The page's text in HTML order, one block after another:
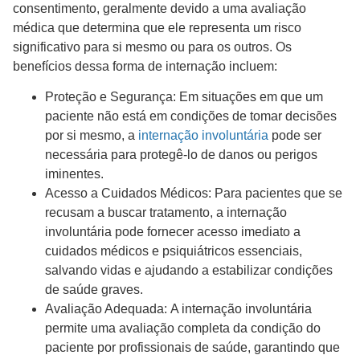
consentimento, geralmente devido a uma avaliação
médica que determina que ele representa um risco
significativo para si mesmo ou para os outros. Os
benefícios dessa forma de internação incluem:
Proteção e Segurança: Em situações em que um
paciente não está em condições de tomar decisões
por si mesmo, a internação involuntária pode ser
necessária para protegê-lo de danos ou perigos
iminentes.
Acesso a Cuidados Médicos: Para pacientes que se
recusam a buscar tratamento, a internação
involuntária pode fornecer acesso imediato a
cuidados médicos e psiquiátricos essenciais,
salvando vidas e ajudando a estabilizar condições
de saúde graves.
Avaliação Adequada: A internação involuntária
permite uma avaliação completa da condição do
paciente por profissionais de saúde, garantindo que